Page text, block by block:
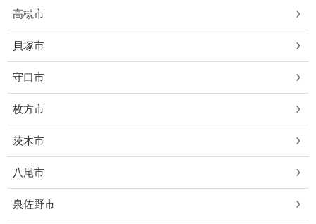
高槻市
貝塚市
守口市
枚方市
茨木市
八尾市
泉佐野市